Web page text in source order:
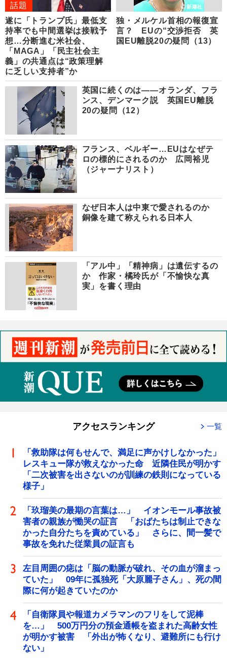
話題
遂に「トランプ氏」最低支
持率でも中間選挙は接戦予
想…分断進む米社会、
「MAGA」「民主社会主
義」の共通点は“政策理解
に乏しい支持者”か
独・メルケル首相の報復宣
言？ EUの“交渉拒否 英
国EU離脱20の疑問（13）
英国に続くのは――オランダ、フラ
ンス、デンマーク説 英国EU離脱
20の疑問（12）
フランス、ベルギー…EUはなぜテ
ロの標的にされるのか 広岡裕児
（ジャーナリスト）
なぜ日本人は中東で愛されるのか
銅像を建て称えられる日本人
「アル中」「精神病」は遺伝するの
か 作家・橘玲氏が「不愉快な真
実」を書く理由
アクセスランキング 一覧
「救助隊は何もせんで、満足に声かけしなかった」
レスキュー隊が救えなかった命 近隣住民が明かす
「二次被害を出さないのが訓練の鉄則になっている
様子」
「玖瑠美の最期の言葉は…」 イオンモール事故被
害者の親族が慟哭の証言 「おばたちは制止できな
かった自分たちを責めている」 さらに、間一髪で
事故を免れた従業員の証言も
左目周囲の痣は「脳の動脈が破れ、その血が溜まっ
ていた」 09年に孤独死「大原麗子さん」、死の間
際に何が起きていたのか
「自衛隊員や報道カメラマンのフリをして泥棒
を…」 500万円分の預金通帳を盗まれた高齢女性
が明かす被害 「外出が怖くなり、避難所にも行け
ない」